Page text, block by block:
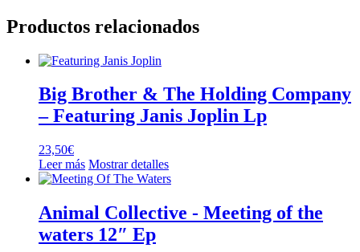
Productos relacionados
Big Brother & The Holding Company
– Featuring Janis Joplin Lp
23,50€
Leer más Mostrar detalles
Animal Collective ‎- Meeting of the
waters 12″ Ep